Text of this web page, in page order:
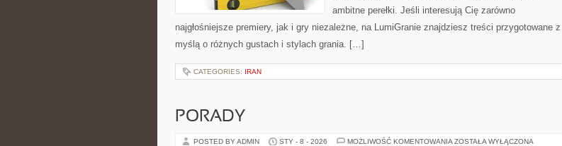
ambitne perełki. Jeśli interesują Cię zarówno
najgłośniejsze premiery, jak i gry niezależne, na LumiGranie znajdziesz treści przygotowane z
myślą o różnych gustach i stylach grania. […]
CATEGORIES: IRAN
PORADY
POSTED BY ADMIN STY - 8 - 2026 MOŻLIWOŚĆ KOMENTOWANIA PORADY
ZOSTAŁA WYŁĄCZONA